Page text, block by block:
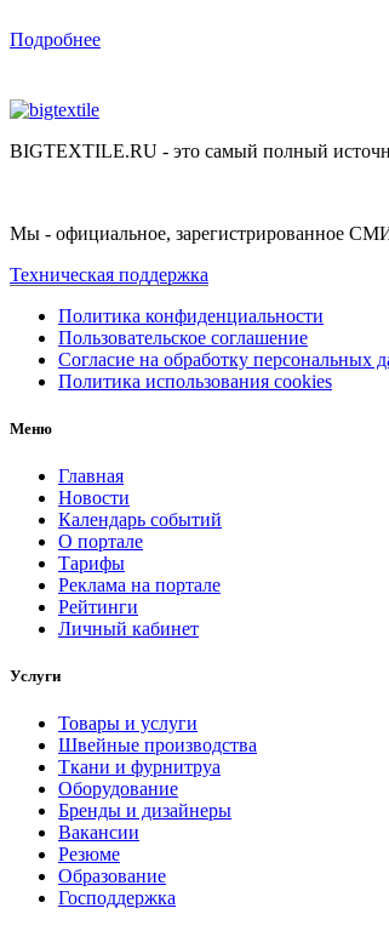
Подробнее
BIGTEXTILE.RU - это самый полный
Мы - официальное, зарегистрированное
Техническая поддержка
Политика конфиденциальности
Пользовательское соглашение
Согласие на обработку персональных
Политика использования cookies
Меню
Главная
Новости
Календарь событий
О портале
Тарифы
Реклама на портале
Рейтинги
Личный кабинет
Услуги
Товары и услуги
Швейные производства
Ткани и фурнитруа
Оборудование
Бренды и дизайнеры
Вакансии
Резюме
Образование
Господдержка